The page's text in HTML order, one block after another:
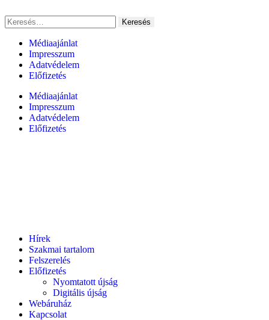
Médiaajánlat
Impresszum
Adatvédelem
Előfizetés
Médiaajánlat
Impresszum
Adatvédelem
Előfizetés
Hírek
Szakmai tartalom
Felszerelés
Előfizetés
Nyomtatott újság
Digitális újság
Webáruház
Kapcsolat